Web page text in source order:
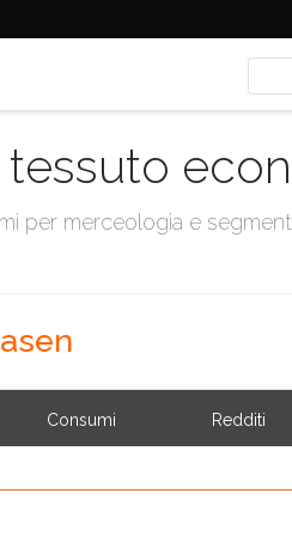
per merceologia e
Consumi Redditi